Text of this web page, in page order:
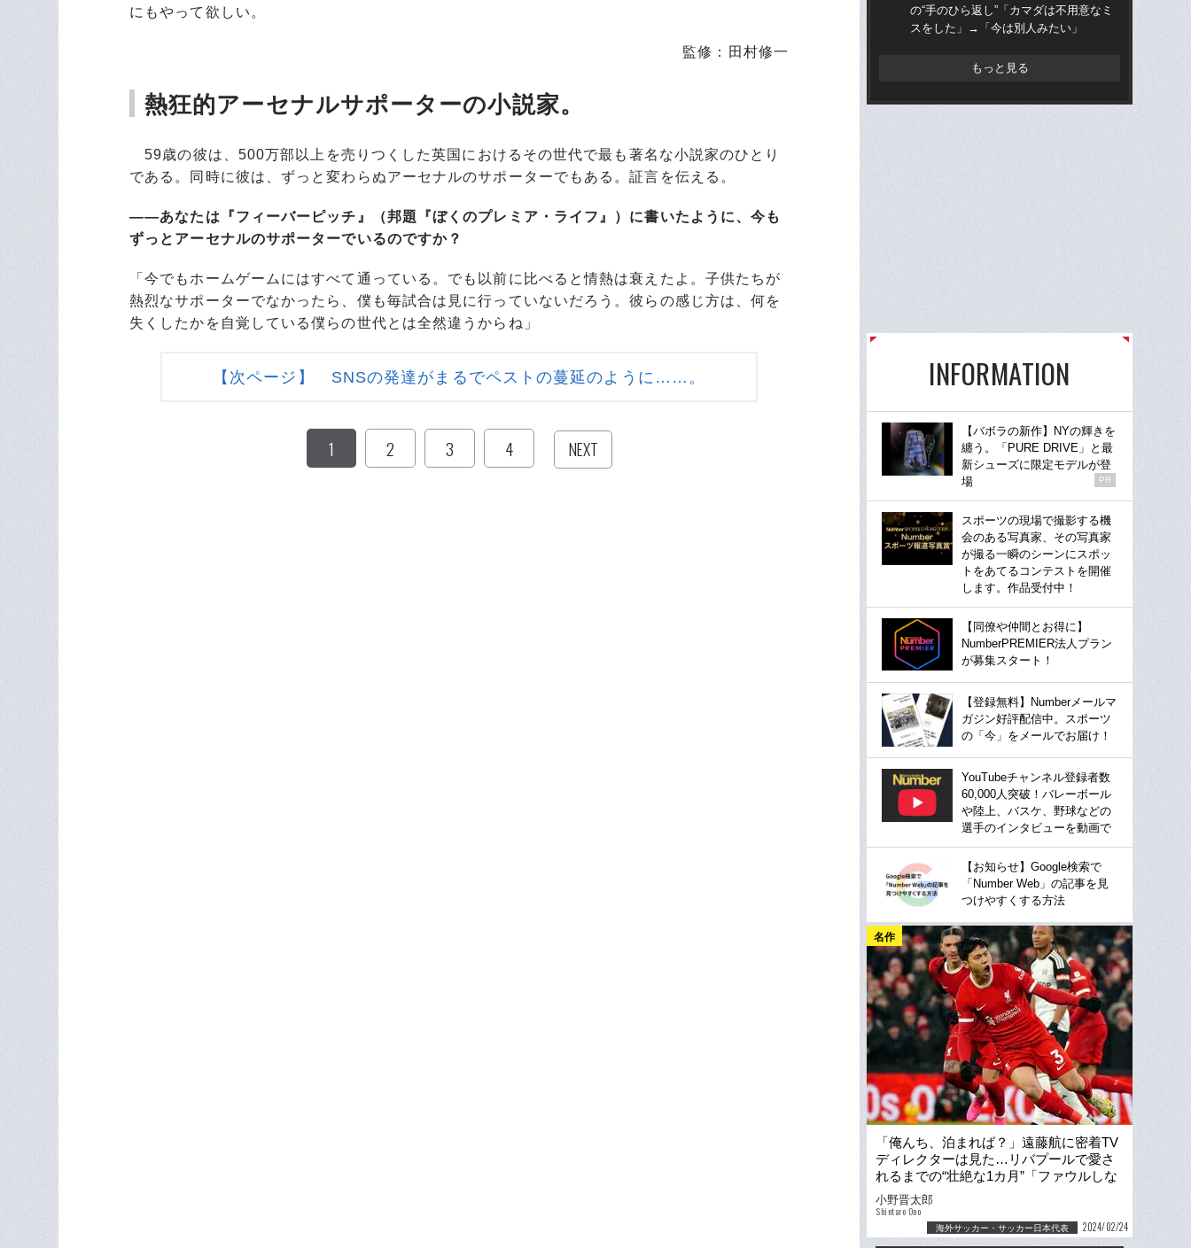
にもやって欲しい。
監修：田村修一
熱狂的アーセナルサポーターの小説家。
59歳の彼は、500万部以上を売りつくした英国におけるその世代で最も著名な小説家のひとり
である。同時に彼は、ずっと変わらぬアーセナルのサポーターでもある。証言を伝える。
――あなたは『フィーバーピッチ』（邦題『ぼくのプレミア・ライフ』）に書いたように、今も
ずっとアーセナルのサポーターでいるのですか？
「今でもホームゲームにはすべて通っている。でも以前に比べると情熱は衰えたよ。子供たちが
熱烈なサポーターでなかったら、僕も毎試合は見に行っていないだろう。彼らの感じ方は、何を
失くしたかを自覚している僕らの世代とは全然違うからね」
【次ページ】 SNSの発達がまるでペストの蔓延のように……。
1 2 3 4 NEXT
の“手のひら返し”「カマダは不用意なミ
スをした」→「今は別人みたい」
もっと見る
INFORMATION
【バボラの新作】NYの輝きを
纏う。「PURE DRIVE」と最
新シューズに限定モデルが登
場
PR
スポーツの現場で撮影する機
会のある写真家、その写真家
が撮る一瞬のシーンにスポッ
トをあてるコンテストを開催
します。作品受付中！
【同僚や仲間とお得に】
NumberPREMIER法人プラン
が募集スタート！
【登録無料】Numberメールマ
ガジン好評配信中。スポーツ
の「今」をメールでお届け！
YouTubeチャンネル登録者数
60,000人突破！バレーボール
や陸上、バスケ、野球などの
選手のインタビューを動画で
【お知らせ】Google検索で
「Number Web」の記事を見
つけやすくする方法
名作
「俺んち、泊まれば？」遠藤航に密着TV
ディレクターは見た…リバプールで愛さ
れるまでの“壮絶な1カ月”「ファウルしな
いとかあり得ない」
小野晋太郎
Shintaro Ono
海外サッカー・サッカー日本代表 2024/02/24